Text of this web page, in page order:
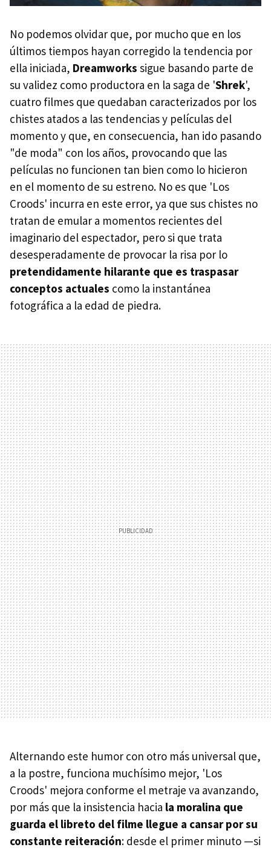
No podemos olvidar que, por mucho que en los
últimos tiempos hayan corregido la tendencia por
ella iniciada, Dreamworks sigue basando parte de
su validez como productora en la saga de 'Shrek',
cuatro filmes que quedaban caracterizados por los
chistes atados a las tendencias y películas del
momento y que, en consecuencia, han ido pasando
"de moda" con los años, provocando que las
películas no funcionen tan bien como lo hicieron
en el momento de su estreno. No es que 'Los
Croods' incurra en este error, ya que sus chistes no
tratan de emular a momentos recientes del
imaginario del espectador, pero si que trata
desesperadamente de provocar la risa por lo
pretendidamente hilarante que es traspasar
conceptos actuales como la instantánea
fotográfica a la edad de piedra.
Alternando este humor con otro más universal que,
a la postre, funciona muchísimo mejor, 'Los
Croods' mejora conforme el metraje va avanzando,
por más que la insistencia hacia la moralina que
guarda el libreto del filme llegue a cansar por su
constante reiteración: desde el primer minuto —si